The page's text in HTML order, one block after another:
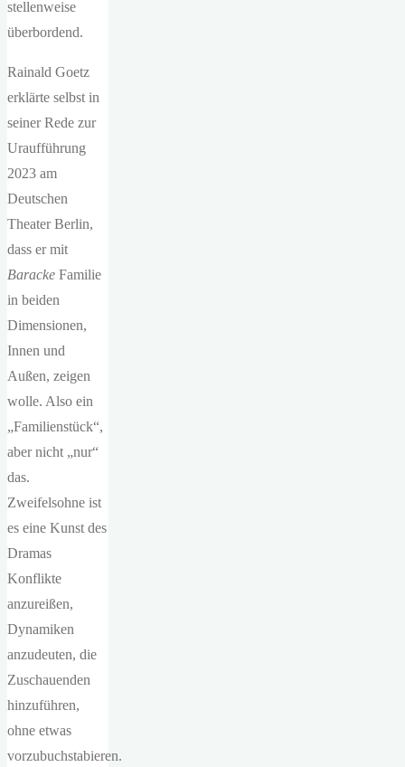
stellenweise
überbordend.
Rainald Goetz
erklärte selbst in
seiner Rede zur
Uraufführung
2023 am
Deutschen
Theater Berlin,
dass er mit
Baracke Familie
in beiden
Dimensionen,
Innen und
Außen, zeigen
wolle. Also ein
„Familienstück“,
aber nicht „nur“
das.
Zweifelsohne ist
es eine Kunst des
Dramas
Konflikte
anzureißen,
Dynamiken
anzudeuten, die
Zuschauenden
hinzuführen,
ohne etwas
vorzubuchstabieren.